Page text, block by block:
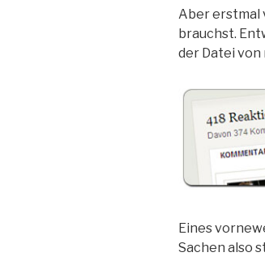
Aber erstmal
brauchst.
der Datei von
Eines
Sachen also